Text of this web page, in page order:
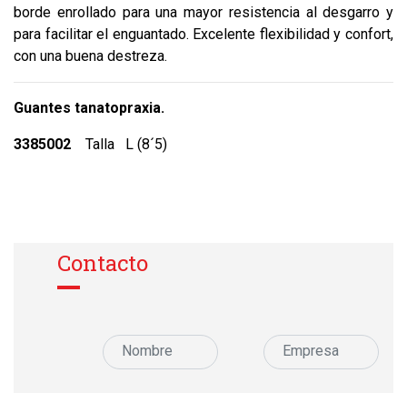
borde enrollado para una mayor resistencia al desgarro y
para facilitar el enguantado. Excelente flexibilidad y confort,
con una buena destreza.
Guantes tanatopraxia.
3385002 Talla L (8´5)
Contacto